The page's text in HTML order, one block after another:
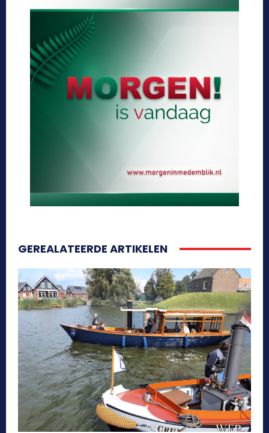
GEREALATEERDE ARTIKELEN